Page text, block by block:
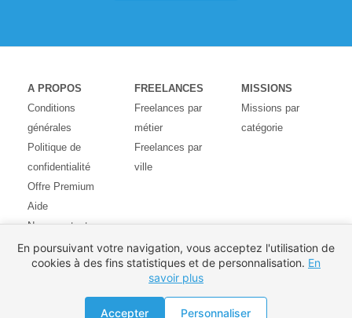
A PROPOS
Conditions
générales
Politique de
confidentialité
Offre Premium
Aide
Nous contacter
Avis des
utilisateurs
FREELANCES
Freelances par
métier
Freelances par
ville
MISSIONS
Missions par
catégorie
En poursuivant votre navigation, vous acceptez l'utilisation de
cookies à des fins statistiques et de personnalisation. En
savoir plus
Accepter Personnaliser